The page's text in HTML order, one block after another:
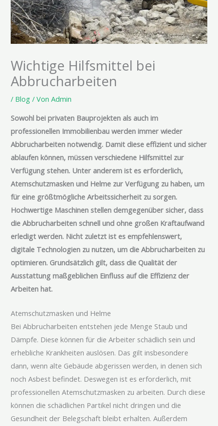
Wichtige Hilfsmittel bei
Abbrucharbeiten
/ Blog / VonAdmin
Sowohl bei privaten Bauprojekten als auch im
professionellen Immobilienbau werden immer wieder
Abbrucharbeiten notwendig. Damit diese effizient und sicher
ablaufen können, müssen verschiedene Hilfsmittel zur
Verfügung stehen. Unter anderem ist es erforderlich,
Atemschutzmasken und Helme zur Verfügung zu haben, um
für eine größtmögliche Arbeitssicherheit zu sorgen.
Hochwertige Maschinen stellen demgegenüber sicher, dass
die Abbrucharbeiten schnell und ohne großen Kraftaufwand
erledigt werden. Nicht zuletzt ist es empfehlenswert,
digitale Technologien zu nutzen, um die Abbrucharbeiten zu
optimieren. Grundsätzlich gilt, dass die Qualität der
Ausstattung maßgeblichen Einfluss auf die Effizienz der
Arbeiten hat.
Atemschutzmasken und Helme
Bei Abbrucharbeiten entstehen jede Menge Staub und
Dämpfe. Diese können für die Arbeiter schädlich sein und
erhebliche Krankheiten auslösen. Das gilt insbesondere
dann, wenn alte Gebäude abgerissen werden, in denen sich
noch Asbest befindet. Deswegen ist es erforderlich, mit
professionellen Atemschutzmasken zu arbeiten. Durch diese
können die schädlichen Partikel nicht dringen und die
Gesundheit der Belegschaft bleibt erhalten. Außerdem